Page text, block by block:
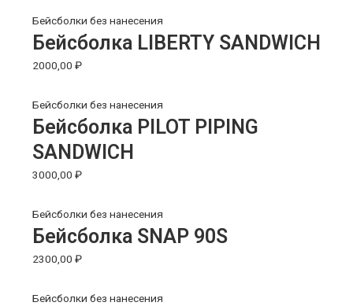
Бейсболки без нанесения
Бейсболка LIBERTY SANDWICH
2000,00₽
Бейсболки без нанесения
Бейсболка PILOT PIPING
SANDWICH
3000,00₽
Бейсболки без нанесения
Бейсболка SNAP 90S
2300,00₽
Бейсболки без нанесения